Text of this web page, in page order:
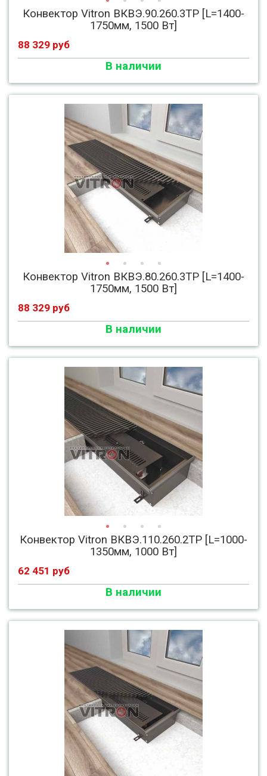
Конвектор Vitron ВКВЭ.90.260.3ТР [L=1400-
1750мм, 1500 Вт]
88 329 руб
В наличии
Конвектор Vitron ВКВЭ.80.260.3ТР [L=1400-
1750мм, 1500 Вт]
88 329 руб
В наличии
Конвектор Vitron ВКВЭ.110.260.2ТР [L=1000-
1350мм, 1000 Вт]
62 451 руб
В наличии